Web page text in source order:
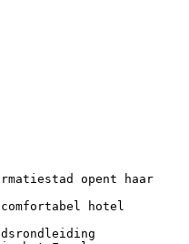
opent haar
hotel